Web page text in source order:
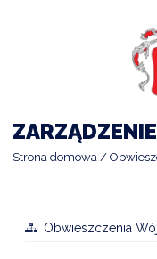
Strona domowa
Obwieszczenia